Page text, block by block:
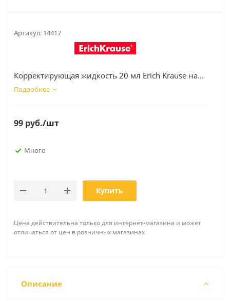
Артикул: 14417
Корректирующая жидкость 20 мл Erich Krause на...
Подробнее
99 руб./шт
Много
Купить
Цена действительна только для интернет-магазина и может
отличаться от цен в розничных магазинах
Описание